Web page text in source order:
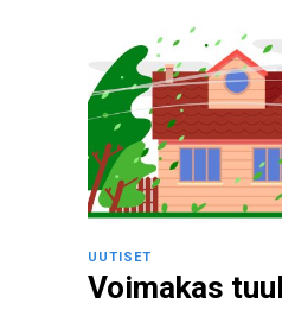
UUTISET
Voimakas